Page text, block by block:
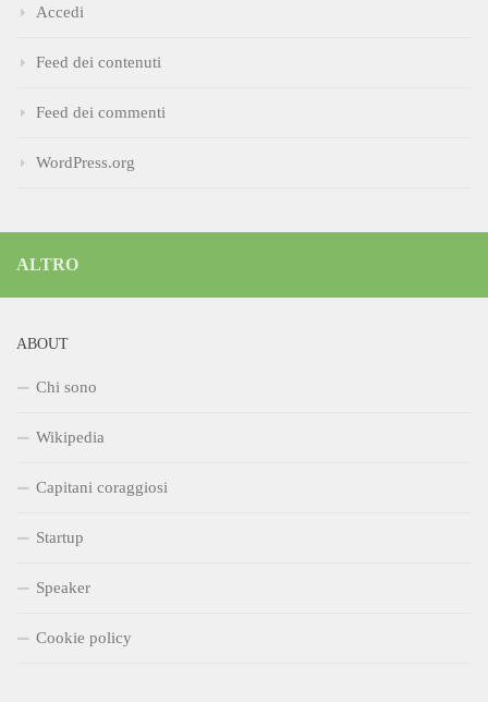
Accedi
Feed dei contenuti
Feed dei commenti
WordPress.org
ALTRO
ABOUT
Chi sono
Wikipedia
Capitani coraggiosi
Startup
Speaker
Cookie policy